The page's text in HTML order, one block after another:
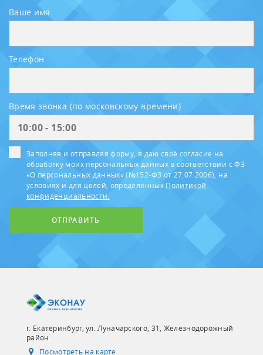
Ваше имя
Телефон
Время звонка (по московскому времени)
Заполняя и отправляя форму, я даю своё согласие на
обработку моих персональных данных в соответствии с ФЗ
«О персональных данных» (№152-ФЗ от 27.07.2006), на
условиях и для целей, определенных Политикой
конфиденциальности.
ОТПРАВИТЬ
г. Екатеринбург, ул. Луначарского, 31, Железнодорожный
район
Посмотреть на карте